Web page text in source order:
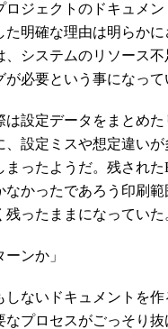
ロジェクトのドキュメ
た明確な理由は明らか
、システムのリソース
必要という事になって
設定データをまとめた
、設定ミスや想定違い
ったようだ。残された
なかったであろう印刷
ったままになっていた
ーンか」
しないドキュメントを
プロセスがごっそり抜